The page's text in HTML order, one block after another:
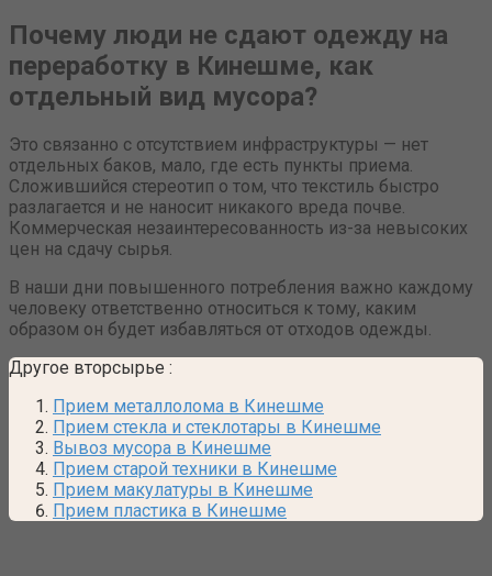
Почему люди не сдают одежду на
переработку в Кинешме, как
отдельный вид мусора?
Это связанно с отсутствием инфраструктуры — нет
отдельных баков, мало, где есть пункты приема.
Сложившийся стереотип о том, что текстиль быстро
разлагается и не наносит никакого вреда почве.
Коммерческая незаинтересованность из-за невысоких
цен на сдачу сырья.
В наши дни повышенного потребления важно каждому
человеку ответственно относиться к тому, каким
образом он будет избавляться от отходов одежды.
Другое вторсырье :
Прием металлолома в Кинешме
Прием стекла и стеклотары в Кинешме
Вывоз мусора в Кинешме
Прием старой техники в Кинешме
Прием макулатуры в Кинешме
Прием пластика в Кинешме